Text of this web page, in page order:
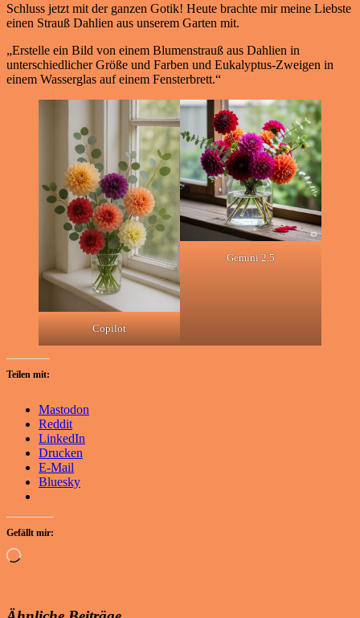
Schluss jetzt mit der ganzen Gotik! Heute brachte mir meine Liebste
einen Strauß Dahlien aus unserem Garten mit.
„Erstelle ein Bild von einem Blumenstrauß aus Dahlien in
unterschiedlicher Größe und Farben und Eukalyptus-Zweigen in
einem Wasserglas auf einem Fensterbrett.“
Copilot
Gemini 2.5
Teilen mit:
Mastodon
Reddit
LinkedIn
Drucken
E-Mail
Bluesky
Gefällt mir:
Wird